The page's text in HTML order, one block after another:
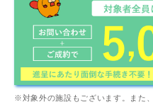
※対象外の施設もございます。また